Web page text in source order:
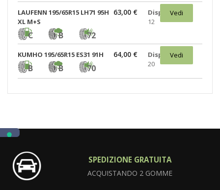
LAUFENN 195/65R15 LH71 95H
XL M+S
C B 72
63,00 €
Disponibili:
12
Vedi
KUMHO 195/65R15 ES31 91H
B B 70
64,00 €
Disponibili:
20
Vedi
SPEDIZIONE GRATUITA
ACQUISTANDO 2 GOMME